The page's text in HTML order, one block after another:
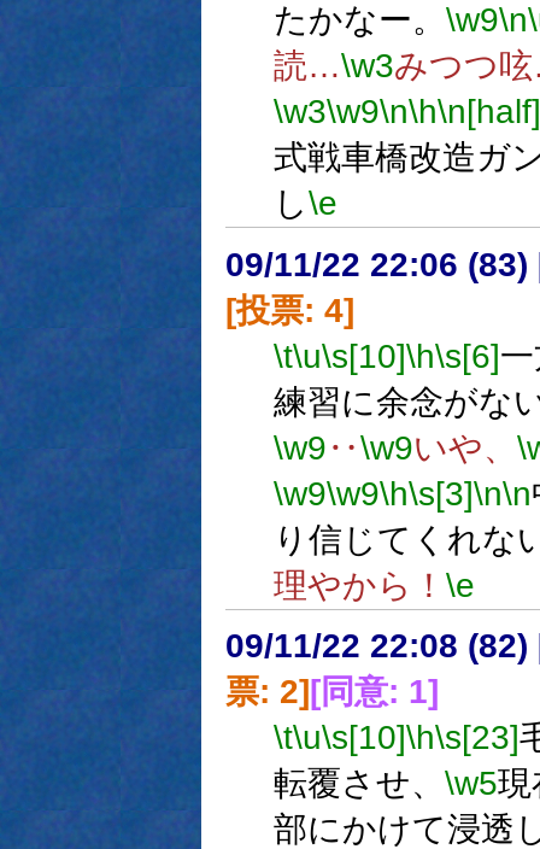
たかなー。 \w9\n
読…\w3みつつ
\w3\w9\n\h\n[half]
式戦車橋改造ガ
し\e
09/11/22 22:06 (83)
[投票: 4]
\t\u\s[10]\h\s[6]
練習に余念がな
\w9‥\w9いや、
\w9\w9\h\s[3]\n\n
り信じてくれな
理やから！ \e
09/11/22 22:08 (82)
票: 2][同意: 1]
\t\u\s[10]\h\s[23]
転覆させ、 \w5現
部にかけて浸透